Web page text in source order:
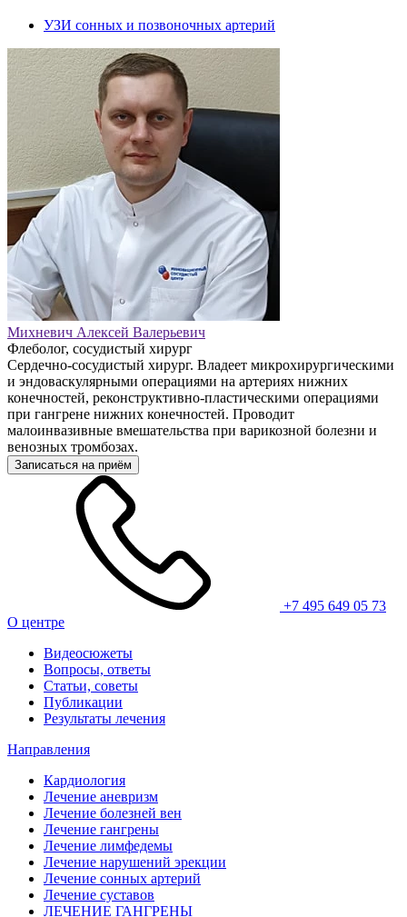
УЗИ сонных и позвоночных артерий
Михневич Алексей Валерьевич
Флеболог, сосудистый хирург
Сердечно-сосудистый хирург. Владеет микрохирургическими
и эндоваскулярными операциями на артериях нижних
конечностей, реконструктивно-пластическими операциями
при гангрене нижних конечностей. Проводит
малоинвазивные вмешательства при варикозной болезни и
венозных тромбозах.
Записаться на приём
+7 495 649 05 73
О центре
Видеосюжеты
Вопросы, ответы
Статьи, советы
Публикации
Результаты лечения
Направления
Кардиология
Лечение аневризм
Лечение болезней вен
Лечение гангрены
Лечение лимфедемы
Лечение нарушений эрекции
Лечение сонных артерий
Лечение суставов
ЛЕЧЕНИЕ ГАНГРЕНЫ